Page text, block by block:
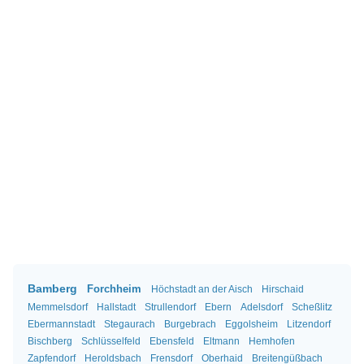
Bamberg Forchheim Höchstadt an der Aisch
Hirschaid
Memmelsdorf
Hallstadt Strullendorf Ebern Adelsdorf
Scheßlitz
Ebermannstadt
Stegaurach Burgebrach Eggolsheim
Litzendorf
Bischberg
Schlüsselfeld Ebensfeld Eltmann
Hemhofen
Zapfendorf
Heroldsbach Frensdorf Oberhaid Breitengüßbach